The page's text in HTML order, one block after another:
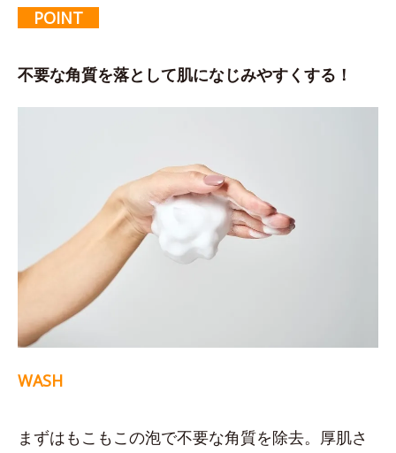
POINT
不要な角質を落として肌になじみやすくする！
WASH
まずはもこもこの泡で不要な角質を除去。厚肌さ